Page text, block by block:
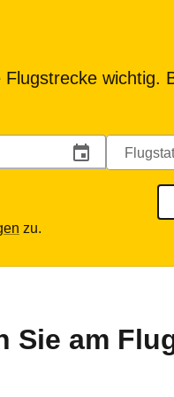
wichtig.
zu.
Sie am